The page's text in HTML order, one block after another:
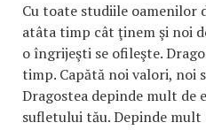
Cu toate studiile oamenilor
atâta timp cât ţinem şi noi
o îngrijeşti se ofileşte.
timp. Capătă noi valori, noi
Dragostea depinde mult de
sufletului tău. Depinde